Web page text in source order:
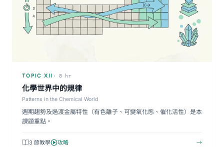
TOPIC XII · 8 hr
化學世界中的規律
Patterns in the Chemical World
週期趨勢及過渡金屬特性（有色離子、可變氧化態、催化活性）是本
課題重點。
3 節教學 攻略 →